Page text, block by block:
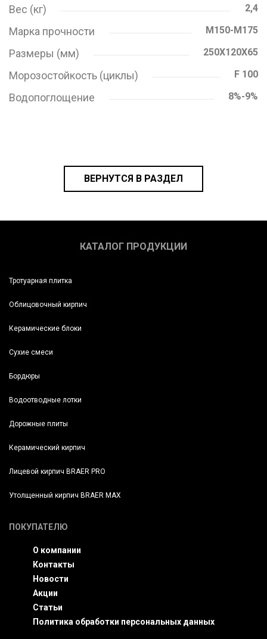
Вес (кг) 2,4
Марка прочности M150-M175
Размеры (мм) 250X120X65
Морозостойкость (циклы) F 100
Водопоглощение 8%-9%
ВЕРНУТСЯ В РАЗДЕЛ
КАТАЛОГ ПРОДУКЦИИ
Тротуарная плитка
Облицовочный кирпич
Керамические блоки
Сухие смеси
Бордюры
Водоотводные лотки
Дорожные плиты
Керамический кирпич
Лицевой кирпич BRAER PRO
Утолщенный кирпич BRAER MAX
ПОКУПАТЕЛЮ
О компании
Контакты
Новости
Акции
Статьи
Политика обработки персональных данных